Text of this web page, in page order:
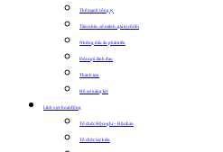
Thế mạnh công ty
Tầm nhìn, sứ mệnh, giá trị cốt lõi
Những dấu ấn phát triển
Đội ngũ lãnh đạo
Thành tựu
Hồ sơ năng lực
Lĩnh vực hoạt động
Tổ chức Hội nghị – Hội thảo
Tổ chức Sự kiện